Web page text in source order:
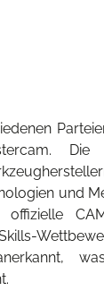
und
anerkannt,